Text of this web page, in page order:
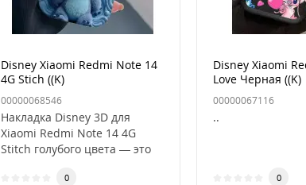
Disney Xiaomi Redmi Note 14
4G Stich ((K)
00000068546
Накладка Disney 3D для
Xiaomi Redmi Note 14 4G
Stitch голубого цвета — это
0
Disney Xiaomi
Love Черная ((K)
00000067116
..
0